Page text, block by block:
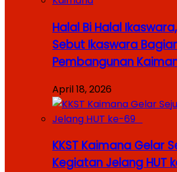
Halal Bi Halal
Sebut Ikaswara
Pembangunan
April 18, 2026
KKST Kaimana Gelar
Kegiatan Jelang HUT